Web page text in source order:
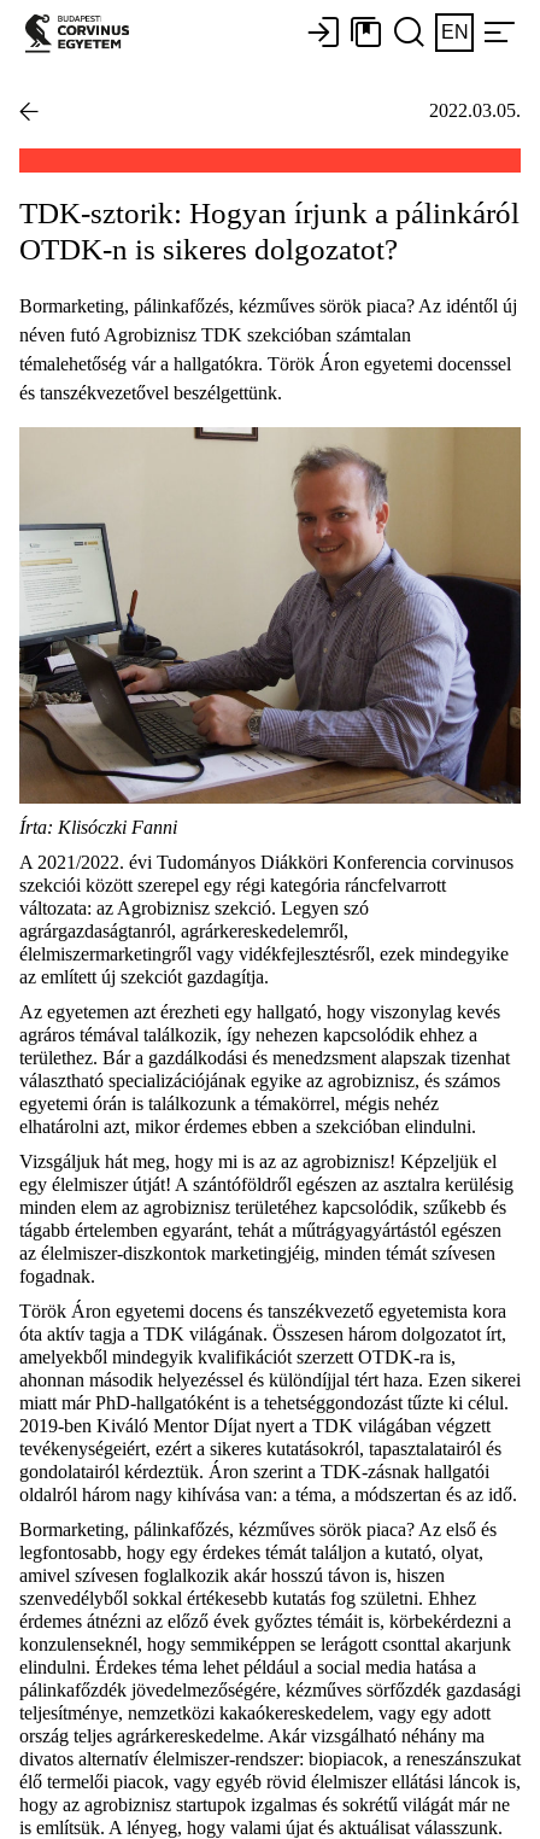
EN
2022.03.05.
TDK-sztorik: Hogyan írjunk a pálinkáról
OTDK-n is sikeres dolgozatot?
Bormarketing, pálinkafőzés, kézműves sörök piaca? Az idéntől új
néven futó Agrobiznisz TDK szekcióban számtalan
témalehetőség vár a hallgatókra. Török Áron egyetemi docenssel
és tanszékvezetővel beszélgettünk.
Írta: Klisóczki Fanni
A 2021/2022. évi Tudományos Diákköri Konferencia corvinusos
szekciói között szerepel egy régi kategória ráncfelvarrott
változata: az Agrobiznisz szekció. Legyen szó
agrárgazdaságtanról, agrárkereskedelemről,
élelmiszermarketingről vagy vidékfejlesztésről, ezek mindegyike
az említett új szekciót gazdagítja.
Az egyetemen azt érezheti egy hallgató, hogy viszonylag kevés
agráros témával találkozik, így nehezen kapcsolódik ehhez a
területhez. Bár a gazdálkodási és menedzsment alapszak tizenhat
választható specializációjának egyike az agrobiznisz, és számos
egyetemi órán is találkozunk a témakörrel, mégis nehéz
elhatárolni azt, mikor érdemes ebben a szekcióban elindulni.
Vizsgáljuk hát meg, hogy mi is az az agrobiznisz! Képzeljük el
egy élelmiszer útját! A szántóföldről egészen az asztalra kerülésig
minden elem az agrobiznisz területéhez kapcsolódik, szűkebb és
tágabb értelemben egyaránt, tehát a műtrágyagyártástól egészen
az élelmiszer-diszkontok marketingjéig, minden témát szívesen
fogadnak.
Török Áron egyetemi docens és tanszékvezető egyetemista kora
óta aktív tagja a TDK világának. Összesen három dolgozatot írt,
amelyekből mindegyik kvalifikációt szerzett OTDK-ra is,
ahonnan második helyezéssel és különdíjjal tért haza. Ezen sikerei
miatt már PhD-hallgatóként is a tehetséggondozást tűzte ki célul.
2019-ben Kiváló Mentor Díjat nyert a TDK világában végzett
tevékenységeiért, ezért a sikeres kutatásokról, tapasztalatairól és
gondolatairól kérdeztük. Áron szerint a TDK-zásnak hallgatói
oldalról három nagy kihívása van: a téma, a módszertan és az idő.
Bormarketing, pálinkafőzés, kézműves sörök piaca? Az első és
legfontosabb, hogy egy érdekes témát találjon a kutató, olyat,
amivel szívesen foglalkozik akár hosszú távon is, hiszen
szenvedélyből sokkal értékesebb kutatás fog születni. Ehhez
érdemes átnézni az előző évek győztes témáit is, körbekérdezni a
konzulenseknél, hogy semmiképpen se lerágott csonttal akarjunk
elindulni. Érdekes téma lehet például a social media hatása a
pálinkafőzdék jövedelmezőségére, kézműves sörfőzdék gazdasági
teljesítménye, nemzetközi kakaókereskedelem, vagy egy adott
ország teljes agrárkereskedelme. Akár vizsgálható néhány ma
divatos alternatív élelmiszer-rendszer: biopiacok, a reneszánszukat
élő termelői piacok, vagy egyéb rövid élelmiszer ellátási láncok is,
hogy az agrobiznisz startupok izgalmas és sokrétű világát már ne
is említsük. A lényeg, hogy valami újat és aktuálisat válasszunk.